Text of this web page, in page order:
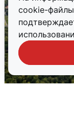
cookie-